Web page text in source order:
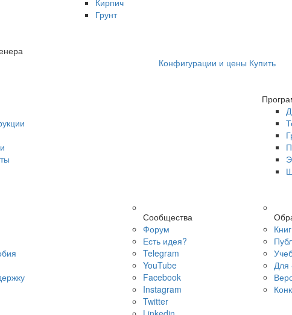
Грунт
Конфигурации и цены Купить
Сообщества
Форум
Есть идея?
Telegram
YouTube
Facebook
Instagram
Twitter
Для